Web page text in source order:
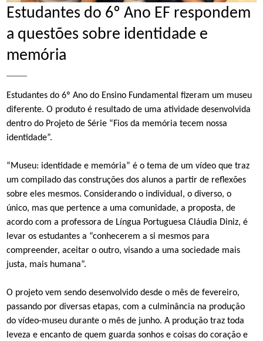
Estudantes do 6º Ano EF respondem
a questões sobre identidade e
memória
Estudantes do 6º Ano do Ensino Fundamental fizeram um museu
diferente. O produto é resultado de uma atividade desenvolvida
dentro do Projeto de Série “Fios da memória tecem nossa
identidade”.
“Museu: identidade e memória” é o tema de um vídeo que traz
um compilado das construções dos alunos a partir de reflexões
sobre eles mesmos. Considerando o individual, o diverso, o
único, mas que pertence a uma comunidade, a proposta, de
acordo com a professora de Língua Portuguesa Cláudia Diniz, é
levar os estudantes a “conhecerem a si mesmos para
compreender, aceitar o outro, visando a uma sociedade mais
justa, mais humana”.
O projeto vem sendo desenvolvido desde o mês de fevereiro,
passando por diversas etapas, com a culminância na produção
do vídeo-museu durante o mês de junho. A produção traz toda
leveza e encanto de quem guarda sonhos e coisas do coração e